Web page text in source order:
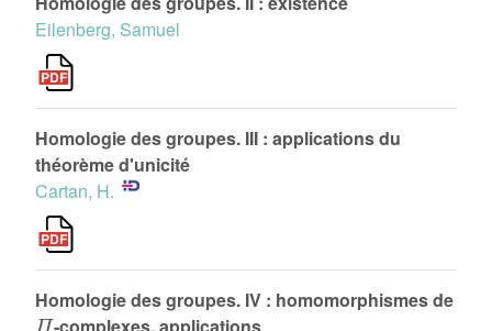
Eilenberg, Samuel
Homologie des groupes. III : applications du
théorème d'unicité
Cartan, H.
Homologie des groupes. IV : homomorphismes de
Π